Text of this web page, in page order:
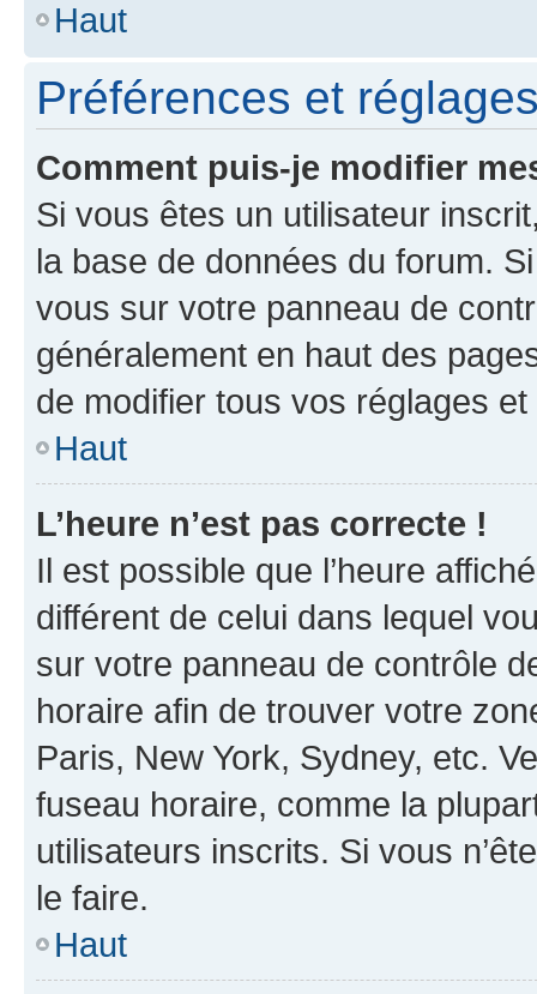
Haut
Préférences et
Comment puis-je modifier
Si vous êtes un utilisateur
la base de données du forum.
vous sur votre panneau de
généralement en haut des
de modifier tous vos réglages
Haut
L’heure n’est pas correcte !
Il est possible que l’heure
différent de celui dans lequel
sur votre panneau de contrôle
horaire afin de trouver votre
Paris, New York, Sydney, etc.
fuseau horaire, comme la
utilisateurs inscrits. Si vous
le faire.
Haut